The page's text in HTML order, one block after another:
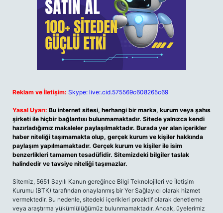
Reklam ve İletişim: Skype: live:.cid.575569c608265c69
Yasal Uyarı: Bu internet sitesi, herhangi bir marka, kurum veya şahıs
şirketi ile hiçbir bağlantısı bulunmamaktadır. Sitede yalnızca kendi
hazırladığımız makaleler paylaşılmaktadır. Burada yer alan içerikler
haber niteliği taşımamakta olup, gerçek kurum ve kişiler hakkında
paylaşım yapılmamaktadır. Gerçek kurum ve kişiler ile isim
benzerlikleri tamamen tesadüfidir. Sitemizdeki bilgiler taslak
halindedir ve tavsiye niteliği taşımazlar.
Sitemiz, 5651 Sayılı Kanun gereğince Bilgi Teknolojileri ve İletişim
Kurumu (BTK) tarafından onaylanmış bir Yer Sağlayıcı olarak hizmet
vermektedir. Bu nedenle, sitedeki içerikleri proaktif olarak denetleme
veya araştırma yükümlülüğümüz bulunmamaktadır. Ancak, üyelerimiz